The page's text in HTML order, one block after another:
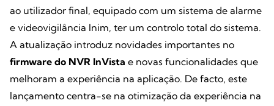
ao utilizador final, equipado com um sistema de alarme
e videovigilância Inim, ter um controlo total do sistema.
A atualização introduz novidades importantes no
firmware do NVR InVista e novas funcionalidades que
melhoram a experiência na aplicação. De facto, este
lançamento centra-se na otimização da experiência na